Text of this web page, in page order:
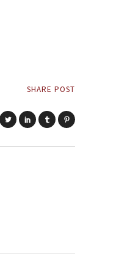
SHARE POST